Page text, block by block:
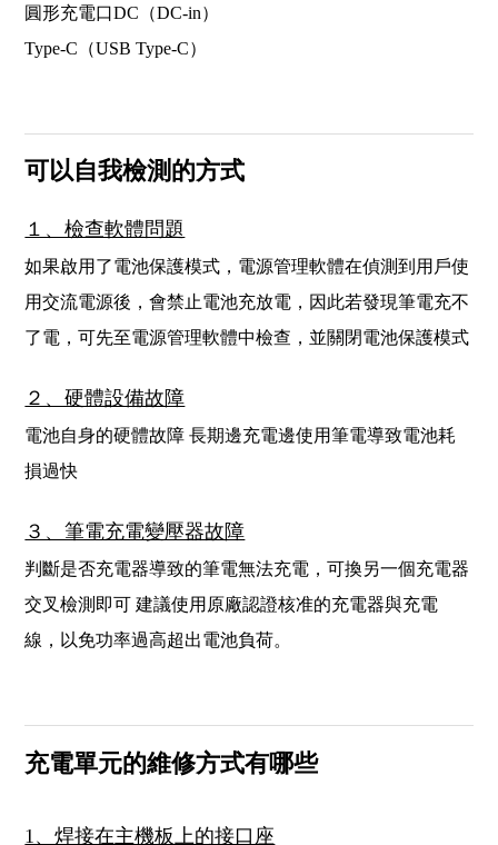
圓形充電口DC（DC-in）
Type-C（USB Type-C）
可以自我檢測的方式
１、檢查軟體問題
如果啟用了電池保護模式，電源管理軟體在偵測到用戶使
用交流電源後，會禁止電池充放電，因此若發現筆電充不
了電，可先至電源管理軟體中檢查，並關閉電池保護模式
２、硬體設備故障
電池自身的硬體故障 長期邊充電邊使用筆電導致電池耗
損過快
３、筆電充電變壓器故障
判斷是否充電器導致的筆電無法充電，可換另一個充電器
交叉檢測即可 建議使用原廠認證核准的充電器與充電
線，以免功率過高超出電池負荷。
充電單元的維修方式有哪些
1、焊接在主機板上的接口座